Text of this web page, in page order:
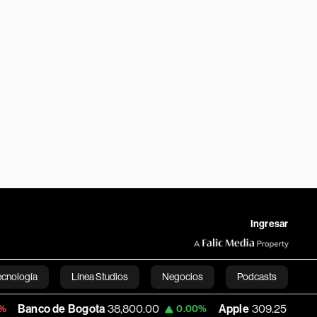
Ingresar
Línea Studios Negocios Podcasts
English
Bogota 38,800.00 0.00% Apple 309.25 +1.97%